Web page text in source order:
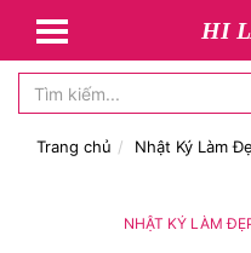
HI
Trang chủ Nhật Ký Làm
NHẬT KÝ LÀM